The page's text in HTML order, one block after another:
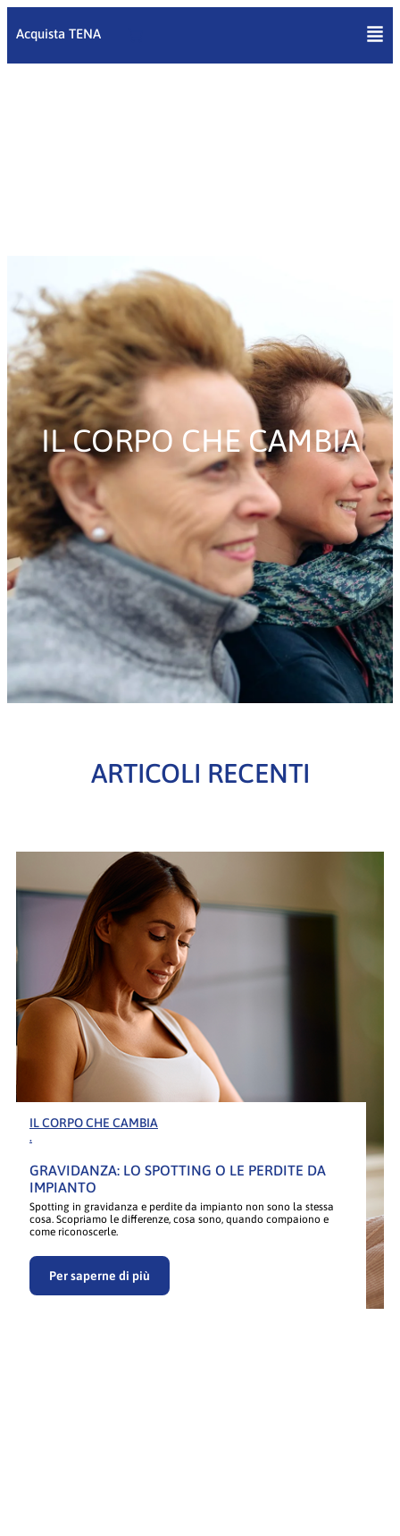
Vai
contenuto
Acquista TENA
IL CORPO CHE CAMBIA
ARTICOLI RECENTI
IL CORPO CHE CAMBIA
.
GRAVIDANZA: LO SPOTTING O LE PERDITE DA
IMPIANTO
Spotting in gravidanza e perdite da impianto non sono la stessa
cosa. Scopriamo le differenze, cosa sono, quando compaiono e
come riconoscerle.
Per saperne di più